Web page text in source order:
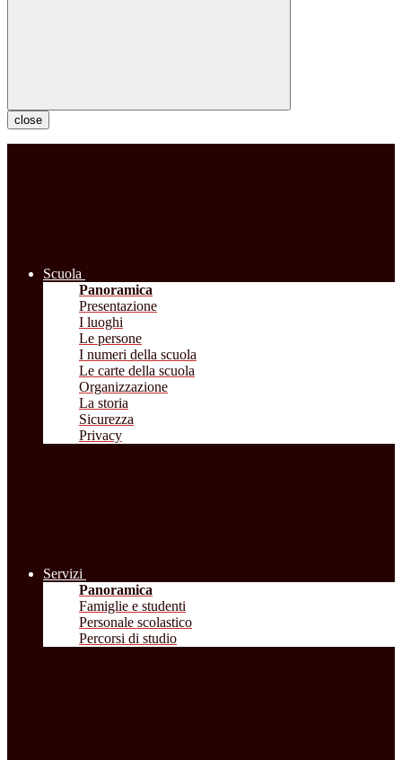
close
Scuola
Panoramica
Presentazione
I luoghi
Le persone
I numeri della scuola
Le carte della scuola
Organizzazione
La storia
Sicurezza
Privacy
Servizi
Panoramica
Famiglie e studenti
Personale scolastico
Percorsi di studio